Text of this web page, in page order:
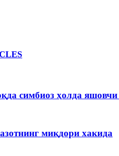
симбиоз ҳолда
миқдори хакида